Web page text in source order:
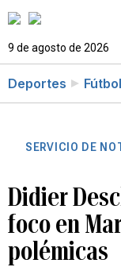
9 de agosto de 2026
Deportes Fútbol
SERVICIO DE
Didier
foco en
polémicas